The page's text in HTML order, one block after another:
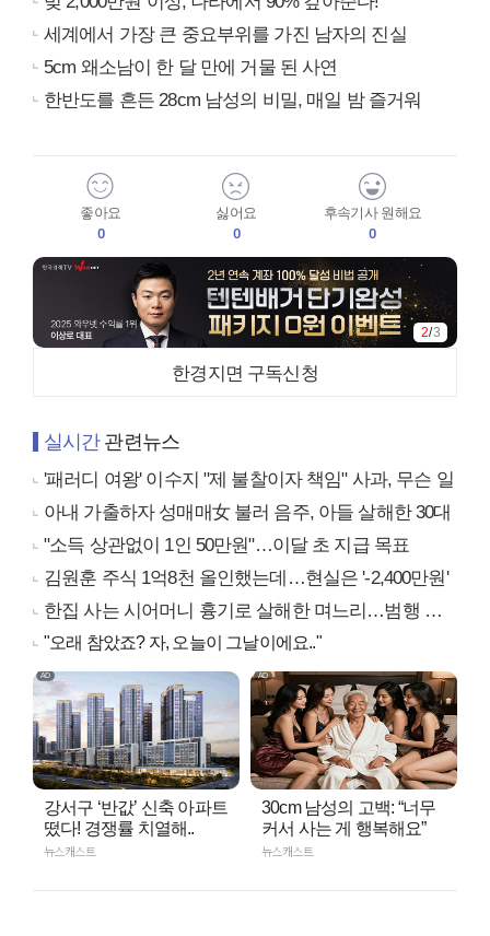
세계에서 가장 큰 중요부위를 가진 남자의 진실
5cm 왜소남이 한 달 만에 거물 된 사연
한반도를 흔든 28cm 남성의 비밀, 매일 밤 즐거워
좋아요
0
싫어요
0
후속기사 원해요
0
2/3
한경지면 구독신청
실시간관련뉴스
'패러디 여왕' 이수지 "제 불찰이자 책임" 사과, 무슨 일
아내 가출하자 성매매女 불러 음주, 아들 살해한 30대
"소득 상관없이 1인 50만원"…이달 초 지급 목표
김원훈 주식 1억8천 올인했는데…현실은 '-2,400만원'
한집 사는 시어머니 흉기로 살해한 며느리…범행 동기는
"오래 참았죠? 자, 오늘이 그날이에요.."
강서구 ‘반값’ 신축 아파트
떴다! 경쟁률 치열해..
뉴스캐스트
30cm 남성의 고백: “너무
커서 사는 게 행복해요”
뉴스캐스트